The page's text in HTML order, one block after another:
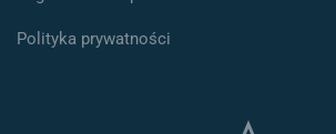
Polityka prywatności